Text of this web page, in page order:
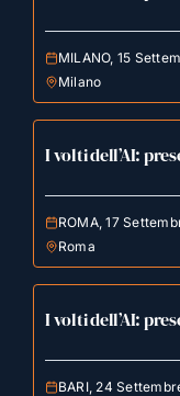
MILANO, 15
Milano
I volti dell’AI:
ROMA, 17
Roma
I volti dell’AI:
BARI, 24